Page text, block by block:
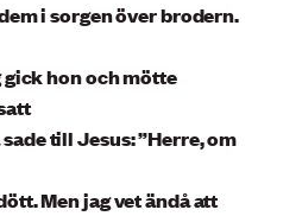
i sorgen över brodern.
gick hon och mötte
till Jesus: ”Herre, om
Men jag vet ändå att